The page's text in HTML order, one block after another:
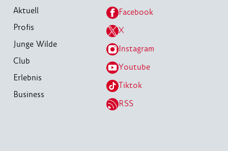
Aktuell
Profis
Junge Wilde
Club
Erlebnis
Business
Facebook
X
Instagram
Youtube
Tiktok
RSS